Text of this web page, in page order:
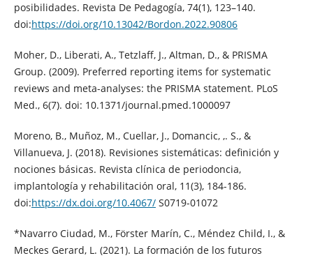
posibilidades. Revista De Pedagogía, 74(1), 123–140.
doi:https://doi.org/10.13042/Bordon.2022.90806
Moher, D., Liberati, A., Tetzlaff, J., Altman, D., & PRISMA
Group. (2009). Preferred reporting items for systematic
reviews and meta-analyses: the PRISMA statement. PLoS
Med., 6(7). doi: 10.1371/journal.pmed.1000097
Moreno, B., Muñoz, M., Cuellar, J., Domancic, ,. S., &
Villanueva, J. (2018). Revisiones sistemáticas: definición y
nociones básicas. Revista clínica de periodoncia,
implantología y rehabilitación oral, 11(3), 184-186.
doi:https://dx.doi.org/10.4067/S0719-01072
*Navarro Ciudad, M., Förster Marín, C., Méndez Child, I., &
Meckes Gerard, L. (2021). La formación de los futuros